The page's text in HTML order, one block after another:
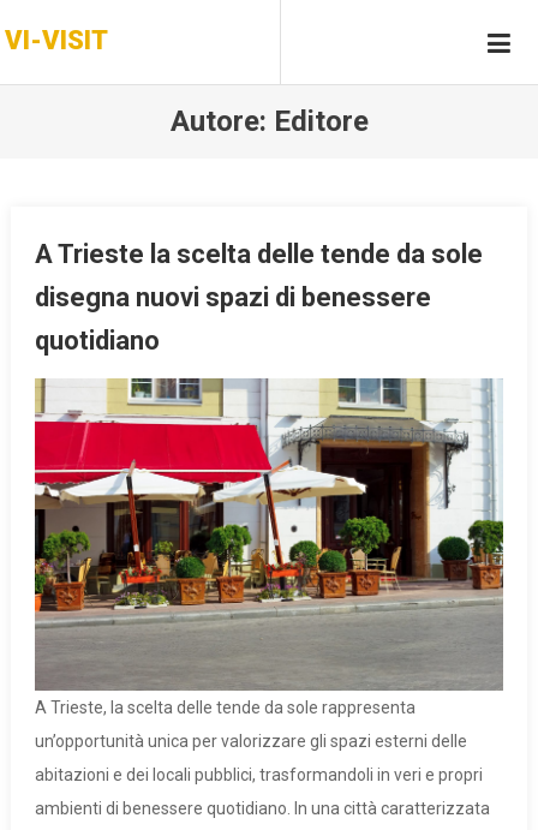
to
content
VI-VISIT
Autore: Editore
A Trieste la scelta delle tende da sole
disegna nuovi spazi di benessere
quotidiano
A Trieste, la scelta delle tende da sole rappresenta
un’opportunità unica per valorizzare gli spazi esterni delle
abitazioni e dei locali pubblici, trasformandoli in veri e propri
ambienti di benessere quotidiano. In una città caratterizzata